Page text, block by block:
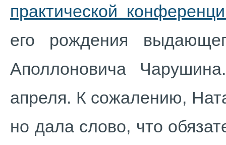
практической
его рождения
Аполлоновича
апреля. К сожалению,
но дала слово, что